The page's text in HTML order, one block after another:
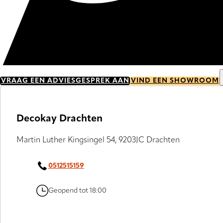
VRAAG EEN ADVIESGESPREK AAN VIND EEN SHOWROOM
Decokay Drachten
Martin Luther Kingsingel 54, 9203JC Drachten
0512515159
Geopend tot 18:00